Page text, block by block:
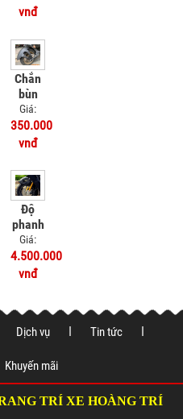
Vinfast
vnđ
Chắn
bùn
sau
MSX -
Chắn
chân
Giá:
350.000
vnđ
Độ
phanh
ABS
cho xe
Honda
Giá:
4.500.000
vnđ
Dịch vụ Tin tức
Khuyến mãi
TRÍ XE HOÀNG TRÍ